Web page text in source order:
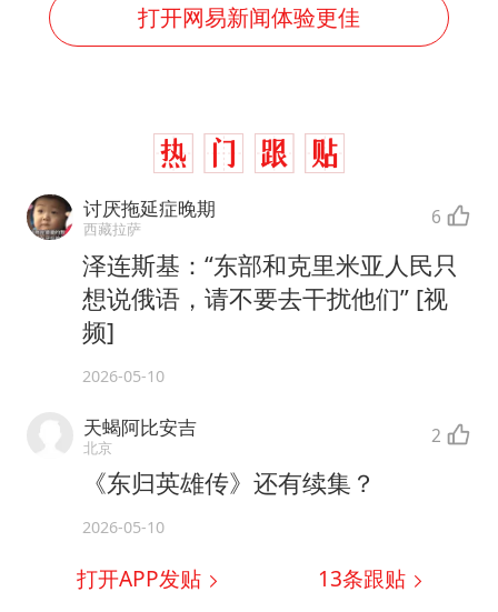
打开网易新闻体验更佳
讨厌拖延症晚期
西藏拉萨 6
泽连斯基：“东部和克里米亚人民只
想说俄语，请不要去干扰他们” [视
频]
2026-05-10
天蝎阿比安吉
北京 2
《东归英雄传》还有续集？
2026-05-10
打开APP发贴 13条跟贴